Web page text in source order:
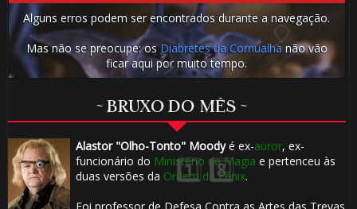
Alguns erros podem ser encontrados durante a navegação.
Mas não se preocupe: osDiabretes da Cornualhanão vão
ficar aqui por muito tempo.
~ BRUXO DO MÊS ~
Alastor "Olho-Tonto" Moodyé ex-auror, ex-
funcionário do Ministério da Magia e pertenceu às
duas versões da Ordem da Fênix.